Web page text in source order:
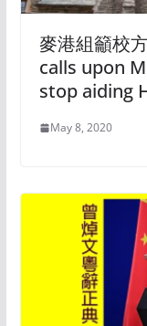
麥港組籲校
calls upon
stop aiding
May 8, 2020